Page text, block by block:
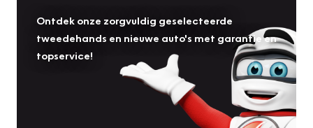
Ontdek onze zorgvuldig geselecteerde
tweedehands en nieuwe auto's met garantie en
topservice!